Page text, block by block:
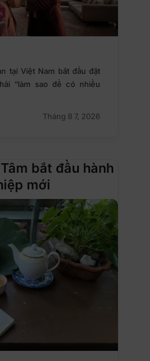
tại Việt Nam bắt đầu đặt
“làm sao để có nhiều
Tháng 8 7, 2026
bắt đầu hành
mới